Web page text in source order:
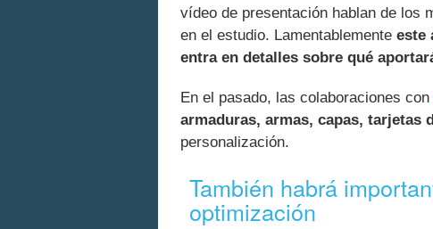
vídeo de presentación hablan de los
en el estudio. Lamentablemente este
entra en detalles sobre qué
En el pasado, las colaboraciones con
armaduras, armas, capas, tarjetas
personalización.
También habrá
optimización